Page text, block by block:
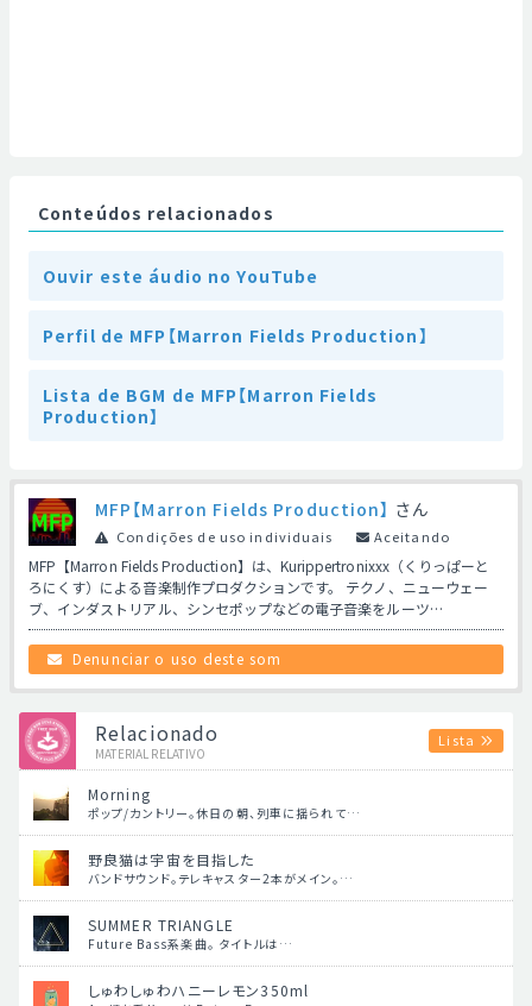
Conteúdos relacionados
Ouvir este áudio no YouTube
Perfil de MFP【Marron Fields Production】
Lista de BGM de MFP【Marron Fields
Production】
MFP【Marron Fields Production】 さん
Condições de uso individuais Aceitando
MFP【Marron Fields Production】は、Kurippertronixxx（くりっぱーと
ろにくす）による音楽制作プロダクションです。 テクノ、ニューウェー
ブ、インダストリアル、シンセポップなどの電子音楽をルーツ…
Denunciar o uso deste som
Relacionado
MATERIAL RELATIVO
Lista
Morning
ポップ/カントリー。休日の朝、列車に揺られて…
野良猫は宇宙を目指した
バンドサウンド。テレキャスター2本がメイン。…
SUMMER TRIANGLE
Future Bass系楽曲。 タイトルは…
しゅわしゅわハニーレモン350ml